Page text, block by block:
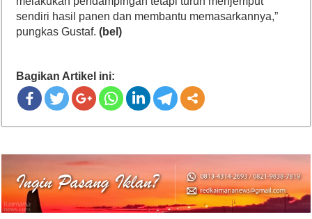
sendiri hasil panen dan membantu memasarkannya,”
pungkas Gustaf.(bel)
Bagikan Artikel ini: